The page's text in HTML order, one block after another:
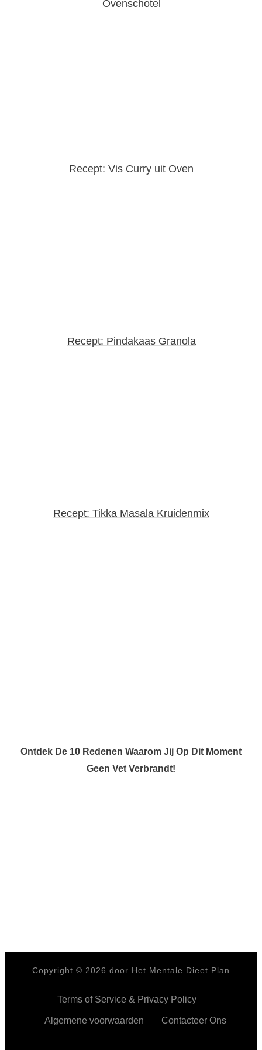
Ovenschotel
Recept: Vis Curry uit Oven
Recept: Pindakaas Granola
Recept: Tikka Masala Kruidenmix
Ontdek De 10 Redenen Waarom Jij Op Dit Moment
Geen Vet Verbrandt!
Copyright © 2026 door Het Mentale Dieet Plan
Terms of Service & Privacy Policy
Algemene voorwaarden Contacteer Ons